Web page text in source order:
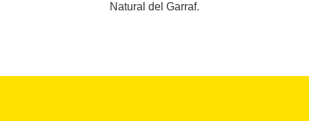
Natural del Garraf.